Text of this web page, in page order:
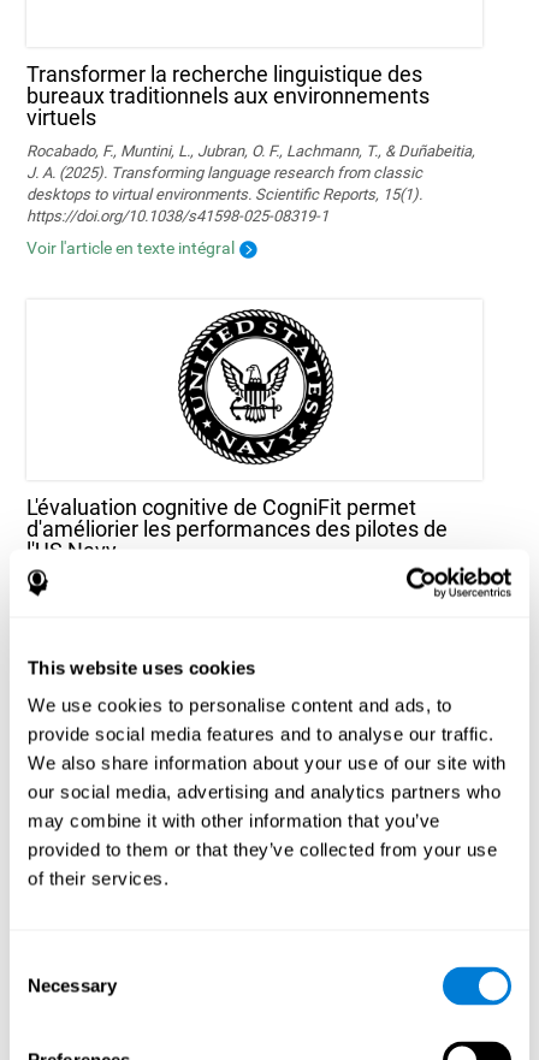
This website uses cookies
We use cookies to personalise content and ads, to
provide social media features and to analyse our traffic.
We also share information about your use of our site with
our social media, advertising and analytics partners who
may combine it with other information that you’ve
provided to them or that they’ve collected from your use
of their services.
Selection
Necessary
Transformer la recherche linguistique des
bureaux traditionnels aux environnements
virtuels
Rocabado, F., Muntini, L., Jubran, O. F., Lachmann, T., & Duñabeitia,
J. A. (2025). Transforming language research from classic
desktops to virtual environments. Scientific Reports, 15(1).
https://doi.org/10.1038/s41598-025-08319-1
Voir l'article en texte intégral
L'évaluation cognitive de CogniFit permet
d'améliorier les performances des pilotes de
l'US Navy
Joseph F.Chandler, Richard D. Arnold, Jeffrey B. Phillips, Ashley E.
Turnmire - Predicting individual differences in response to sleep
Article complet disponible via PubMed
L'influence des habitudes saines sur les
fonctions cognitives dans un groupe de patients
Cognitive Functions in a Group of Hemodialysis Patients. Journal